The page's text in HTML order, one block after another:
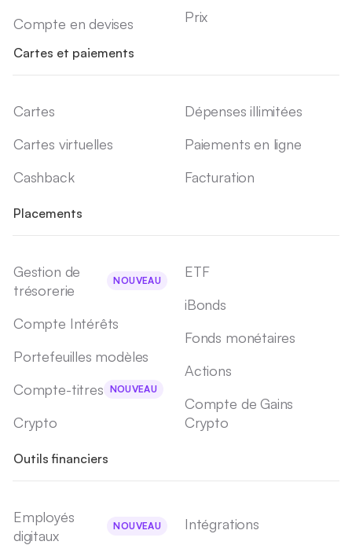
Compte en devises
Prix
Cartes et paiements
Cartes
Cartes virtuelles
Cashback
Dépenses illimitées
Paiements en ligne
Facturation
Placements
Gestion de
trésorerie
NOUVEAU
Compte Intérêts
Portefeuilles modèles
Compte-titres NOUVEAU
Crypto
ETF
iBonds
Fonds monétaires
Actions
Compte de Gains
Crypto
Outils financiers
Employés
digitaux
NOUVEAU
Intégrations